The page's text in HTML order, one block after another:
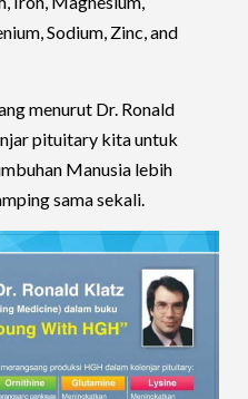
Sodium, Zinc, and
menurut Dr. Ronald
pituitary kita untuk
Manusia lebih
sama sekali.